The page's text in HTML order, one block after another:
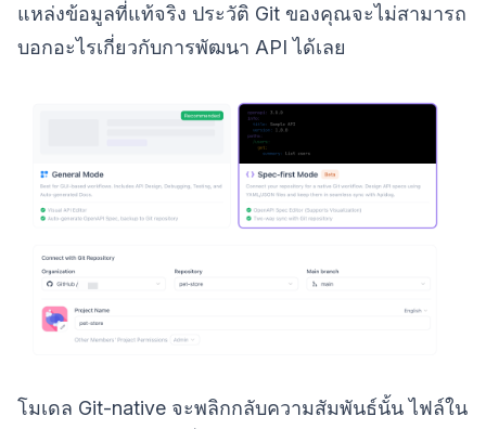
แหล่งข้อมูลที่แท้จริง ประวัติ Git ของคุณจะไม่สามารถ
บอกอะไรเกี่ยวกับการพัฒนา API ได้เลย
โมเดล Git-native จะพลิกกลับความสัมพันธ์นั้น ไฟล์ใน